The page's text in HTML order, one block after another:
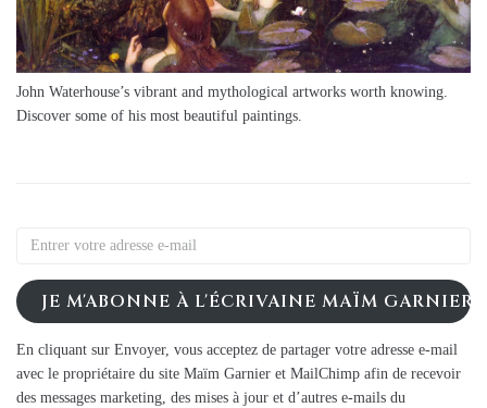
John Waterhouse’s vibrant and mythological artworks worth knowing.
Discover some of his most beautiful paintings.
JE M'ABONNE À L'ÉCRIVAINE MAÏM GARNIER
En cliquant sur Envoyer, vous acceptez de partager votre adresse e-mail
avec le propriétaire du site Maïm Garnier et MailChimp afin de recevoir
des messages marketing, des mises à jour et d’autres e-mails du